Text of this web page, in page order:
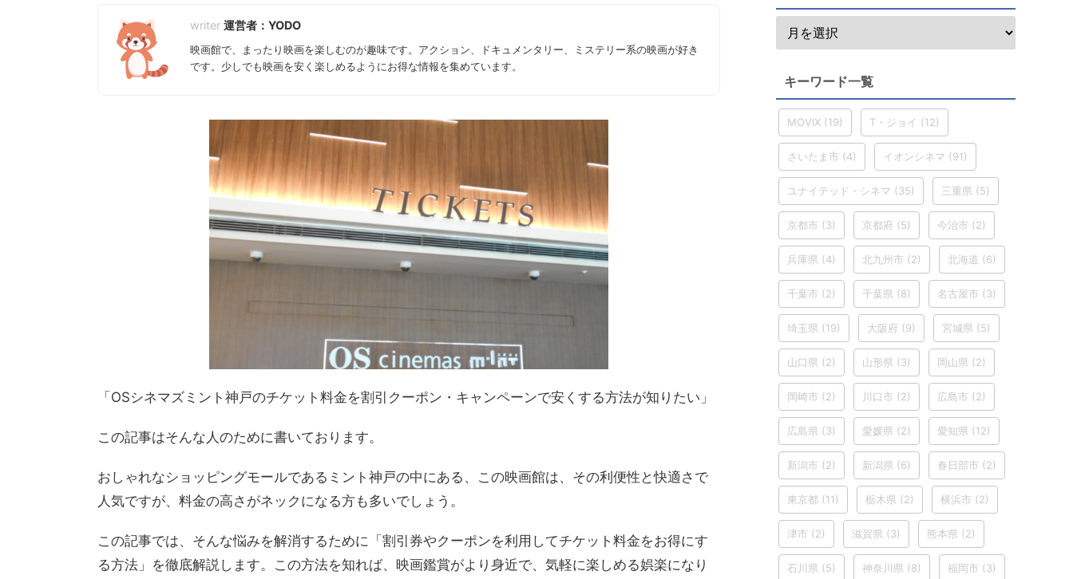
運営者：YODO
映画館で、まったり映画を楽しむのが趣味です。アクション、ドキュメンタリー、ミステリー系の映画が好き
です。少しでも映画を安く楽しめるようにお得な情報を集めています。
「OSシネマズミント神戸のチケット料金を割引クーポン・キャンペーンで安くする方法が知りたい」
この記事はそんな人のために書いております。
おしゃれなショッピングモールであるミント神戸の中にある、この映画館は、その利便性と快適さで
人気ですが、料金の高さがネックになる方も多いでしょう。
この記事では、そんな悩みを解消するために「割引券やクーポンを利用してチケット料金をお得にす
る方法」を徹底解説します。この方法を知れば、映画鑑賞がより身近で、気軽に楽しめる娯楽になり
キーワード一覧
MOVIX (19) T・ジョイ (12)
さいたま市 (4) イオンシネマ (91)
ユナイテッド・シネマ (35) 三重県 (5)
京都市 (3) 京都府 (5) 今治市 (2)
兵庫県 (4) 北九州市 (2) 北海道 (6)
千葉市 (2) 千葉県 (8) 名古屋市 (3)
埼玉県 (19) 大阪府 (9) 宮城県 (5)
山口県 (2) 山形県 (3) 岡山県 (2)
岡崎市 (2) 川口市 (2) 広島市 (2)
広島県 (3) 愛媛県 (2) 愛知県 (12)
新潟市 (2) 新潟県 (6) 春日部市 (2)
東京都 (11) 栃木県 (2) 横浜市 (2)
津市 (2) 滋賀県 (3) 熊本県 (2)
石川県 (5) 神奈川県 (8) 福岡市 (3)